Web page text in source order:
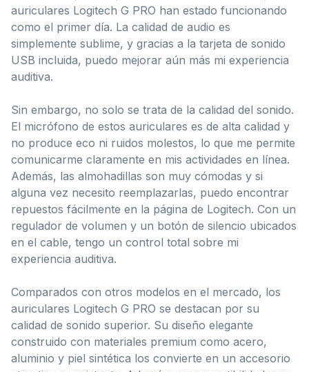
auriculares Logitech G PRO han estado funcionando
como el primer día. La calidad de audio es
simplemente sublime, y gracias a la tarjeta de sonido
USB incluida, puedo mejorar aún más mi experiencia
auditiva.
Sin embargo, no solo se trata de la calidad del sonido.
El micrófono de estos auriculares es de alta calidad y
no produce eco ni ruidos molestos, lo que me permite
comunicarme claramente en mis actividades en línea.
Además, las almohadillas son muy cómodas y si
alguna vez necesito reemplazarlas, puedo encontrar
repuestos fácilmente en la página de Logitech. Con un
regulador de volumen y un botón de silencio ubicados
en el cable, tengo un control total sobre mi
experiencia auditiva.
Comparados con otros modelos en el mercado, los
auriculares Logitech G PRO se destacan por su
calidad de sonido superior. Su diseño elegante
construido con materiales premium como acero,
aluminio y piel sintética los convierte en un accesorio